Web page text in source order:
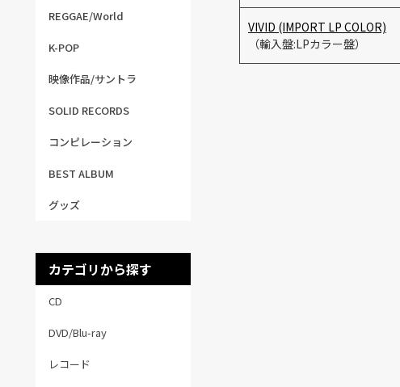
REGGAE/World
K-POP
映像作品/サントラ
SOLID RECORDS
コンピレーション
BEST ALBUM
グッズ
カテゴリから探す
CD
DVD/Blu-ray
レコード
VIVID (IMPORT LP COLOR)
（輸入盤:LPカラー盤）